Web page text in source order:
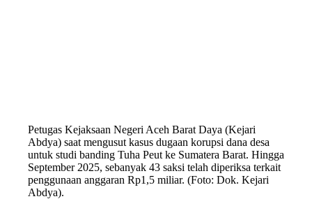
Petugas Kejaksaan Negeri Aceh Barat Daya (Kejari
Abdya) saat mengusut kasus dugaan korupsi dana desa
untuk studi banding Tuha Peut ke Sumatera Barat. Hingga
September 2025, sebanyak 43 saksi telah diperiksa terkait
penggunaan anggaran Rp1,5 miliar. (Foto: Dok. Kejari
Abdya).